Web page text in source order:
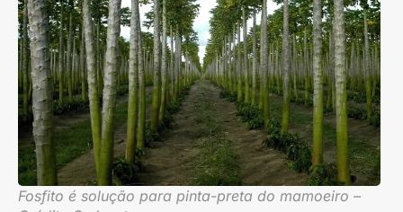
Fosfito é solução para pinta-preta do mamoeiro –